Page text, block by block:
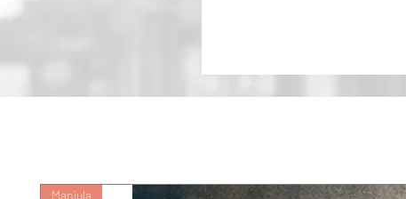
धमाकेदार ब्योरों और बेचैन कर देने वाले
Manjula